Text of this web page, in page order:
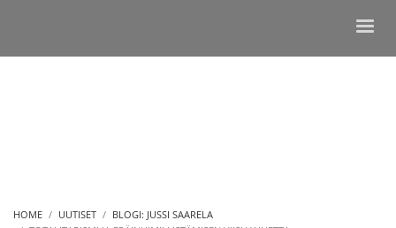
HOME UUTISET
BLOGI: JUSSI SAARELA